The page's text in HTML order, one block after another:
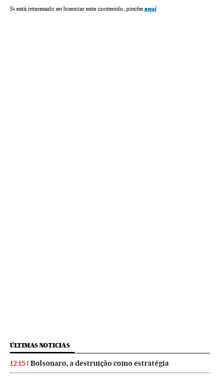
Endividamento empresarial Política Empresas
Si está interesado en licenciar este contenido, pinche aquí
ÚLTIMAS NOTICIAS
12:15 Bolsonaro, a destruição como estratégia